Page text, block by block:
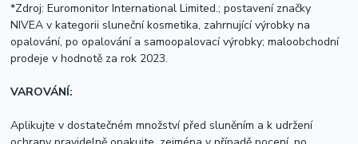
*Zdroj: Euromonitor International Limited.; postavení značky
NIVEA v kategorii sluneční kosmetika, zahrnující výrobky na
opalování, po opalování a samoopalovací výrobky; maloobchodní
prodeje v hodnotě za rok 2023.
VAROVÁNÍ:
Aplikujte v dostatečném množství před sluněním a k udržení